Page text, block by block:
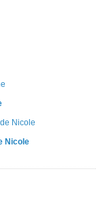
Nicole